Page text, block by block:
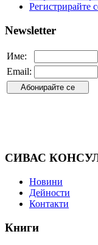
Регистрирайте
Newsletter
Име:
Email:
СИВАС
Новини
Дейности
Контакти
Книги